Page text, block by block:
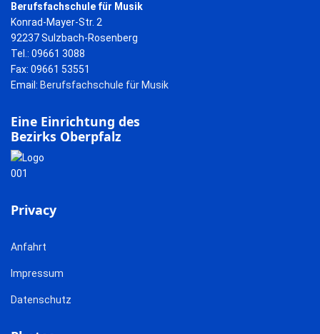
Berufsfachschule für Musik
Konrad-Mayer-Str. 2
92237 Sulzbach-Rosenberg
Tel.: 09661 3088
Fax: 09661 53551
Email: Berufsfachschule für Musik
Eine Einrichtung des
Bezirks Oberpfalz
Privacy
Anfahrt
Impressum
Datenschutz